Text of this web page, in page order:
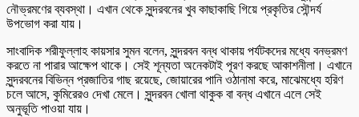
নৌভ্রমণের ব্যবস্থা। এখান থেকে সুন্দরবনের খুব কাছাকাছি গিয়ে প্রকৃতির সৌন্দর্য
উপভোগ করা যায়।
সাংবাদিক শরীফুল্লাহ কায়সার সুমন বলেন, সুন্দরবন বন্ধ থাকায় পর্যটকদের মধ্যে বনভ্রমণ
করতে না পারার আক্ষেপ থাকে। সেই শূন্যতা অনেকটাই পূরণ করছে আকাশনীলা। এখানে
সুন্দরবনের বিভিন্ন প্রজাতির গাছ রয়েছে, জোয়ারের পানি ওঠানামা করে, মাঝেমধ্যে হরিণ
চলে আসে, কুমিরেরও দেখা মেলে। সুন্দরবন খোলা থাকুক বা বন্ধ এখানে এলে সেই
অনুভূতি পাওয়া যায়।